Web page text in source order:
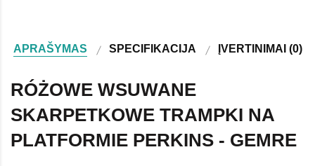
APRAŠYMAS SPECIFIKACIJA ĮVERTINIMAI (0)
RÓŻOWE WSUWANE
SKARPETKOWE TRAMPKI NA
PLATFORMIE PERKINS - GEMRE